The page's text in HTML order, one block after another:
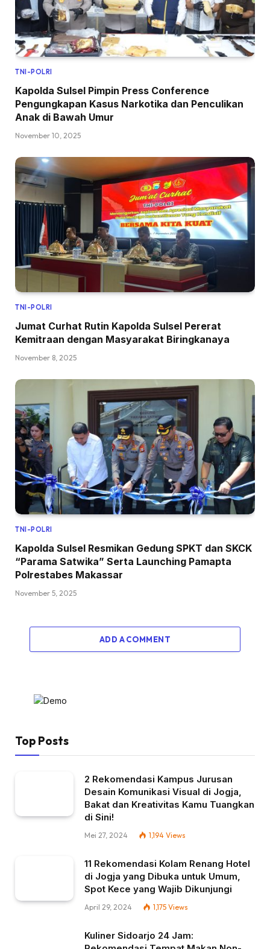
TNI-POLRI
Kapolda Sulsel Pimpin Press Conference
Pengungkapan Kasus Narkotika dan Penculikan
Anak di Bawah Umur
November 10, 2025
TNI-POLRI
Jumat Curhat Rutin Kapolda Sulsel Pererat
Kemitraan dengan Masyarakat Biringkanaya
November 8, 2025
TNI-POLRI
Kapolda Sulsel Resmikan Gedung SPKT dan SKCK
“Parama Satwika” Serta Launching Pamapta
Polrestabes Makassar
November 5, 2025
ADD A COMMENT
Top Posts
2 Rekomendasi Kampus Jurusan
Desain Komunikasi Visual di Jogja,
Bakat dan Kreativitas Kamu Tuangkan
di Sini!
Mei 27, 2024 1,194 Views
11 Rekomendasi Kolam Renang Hotel
di Jogja yang Dibuka untuk Umum,
Spot Kece yang Wajib Dikunjungi
April 29, 2024 1,175 Views
Kuliner Sidoarjo 24 Jam: